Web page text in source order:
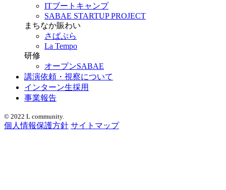
ITブートキャンプ
SABAE STARTUP PROJECT
まちなか賑わい
さばぷら
La Tempo
研修
オープンSABAE
講演依頼・視察について
インターン生採用
事業報告
© 2022 L community.
個人情報保護方針 サイトマップ